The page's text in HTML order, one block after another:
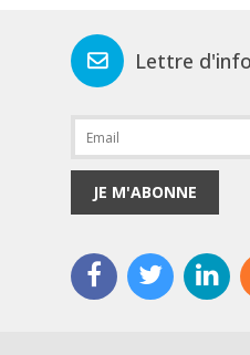
Lettre
JE M'ABONNE